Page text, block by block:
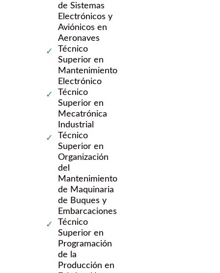
de Sistemas
Electrónicos y
Aviónicos en
Aeronaves
Técnico
Superior en
Mantenimiento
Electrónico
Técnico
Superior en
Mecatrónica
Industrial
Técnico
Superior en
Organización
del
Mantenimiento
de Maquinaria
de Buques y
Embarcaciones
Técnico
Superior en
Programación
de la
Producción en